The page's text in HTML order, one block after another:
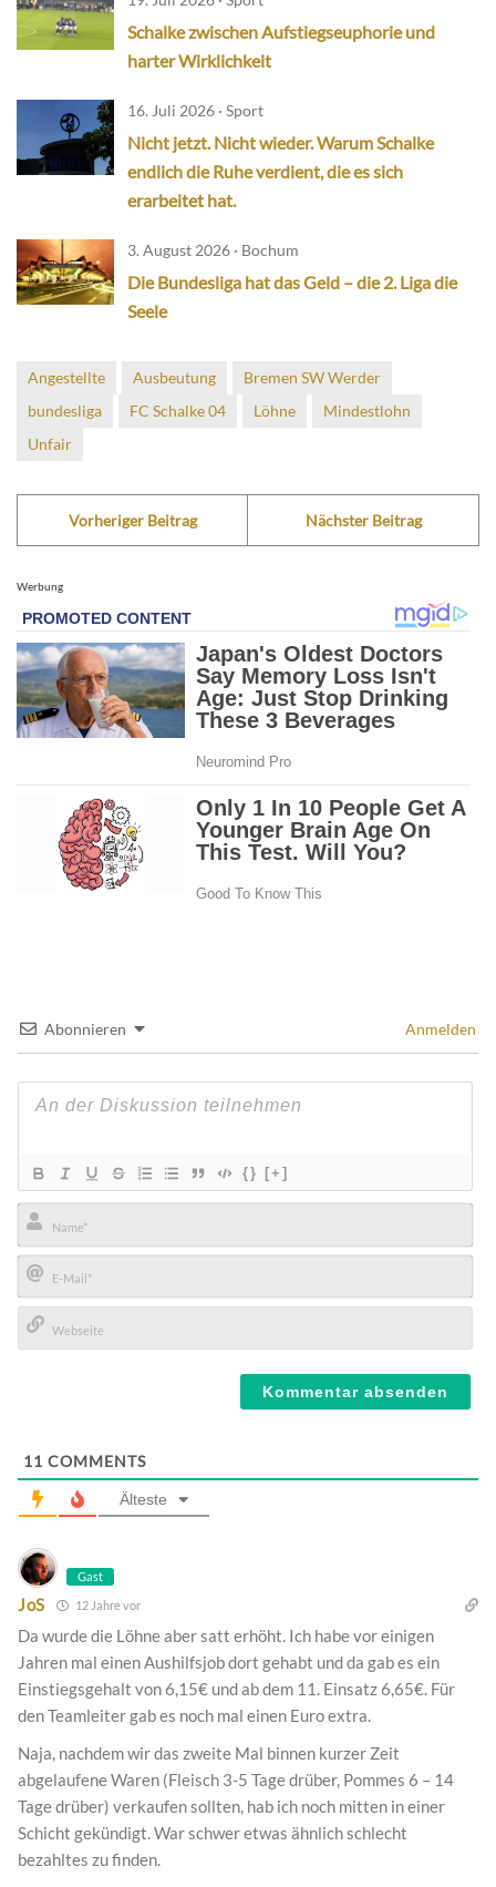
Schalke zwischen Aufstiegseuphorie und
harter Wirklichkeit
16. Juli 2026 · Sport
Nicht jetzt. Nicht wieder. Warum Schalke
endlich die Ruhe verdient, die es sich
erarbeitet hat.
3. August 2026 · Bochum
Die Bundesliga hat das Geld – die 2. Liga die
Seele
Angestellte Ausbeutung
Bremen SW Werder
bundesliga
FC Schalke 04 Löhne
Mindestlohn
Unfair
Vorheriger Beitrag Nächster Beitrag
Werbung
Abonnieren Anmelden
{} [+]
Name*
E-
Mail*
11 COMMENTS
Älteste
Gast
JoS 12 Jahre vor
Da wurde die Löhne aber satt erhöht. Ich habe vor einigen
Jahren mal einen Aushilfsjob dort gehabt und da gab es ein
Einstiegsgehalt von 6,15€ und ab dem 11. Einsatz 6,65€. Für
den Teamleiter gab es noch mal einen Euro extra.
Naja, nachdem wir das zweite Mal binnen kurzer Zeit
abgelaufene Waren (Fleisch 3-5 Tage drüber, Pommes 6 – 14
Tage drüber) verkaufen sollten, hab ich noch mitten in einer
Schicht gekündigt. War schwer etwas ähnlich schlecht
bezahltes zu finden.